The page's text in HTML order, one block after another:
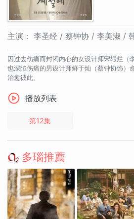
主演： 李圣经 / 蔡钟协 / 李美淑 /
因过去伤痛而封闭内心的女设计师宋嘏烂（
也深陷伤痛的男设计师鲜于灿（蔡钟协饰）
治愈彼此。
播放列表
第12集
多瑙推薦